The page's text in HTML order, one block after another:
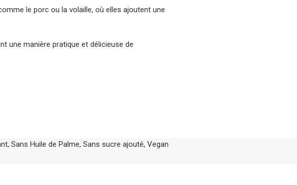
le porc ou la volaille, où elles ajoutent une
une manière pratique et délicieuse de
, Sans Huile de Palme, Sans sucre ajouté, Vegan